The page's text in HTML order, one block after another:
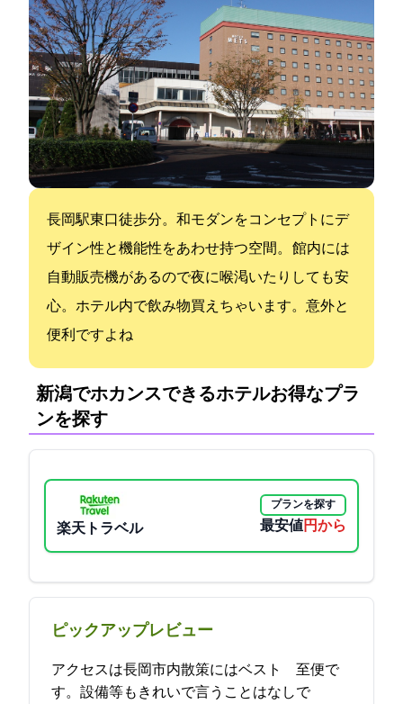
JR長岡駅東口徒歩1分。和モダンをコンセプトにデ
ザイン性と機能性をあわせ持つ空間。 館内には
自動販売機があるので夜に喉渇いたりしても安
心。ホテル内で飲み物買えちゃいます。意外と
便利ですよね
新潟でホカンスできるホテル:お得なプラ
ンを探す
楽天トラベル
プランを探す
最安値5000円から
ピックアップレビュー
アクセスは長岡市内散策にはベスト 至便で
す。設備等もきれいで言うことはなしで